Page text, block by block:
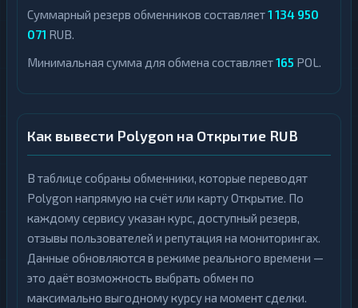
Суммарный резерв обменников составляет1 134 950
071 RUB.
Минимальная сумма для обмена составляет165 POL.
Как вывести Polygon на Открытие RUB
В таблице собраны обменники, которые переводят
Polygon напрямую на счёт или карту Открытие. По
каждому сервису указан курс, доступный резерв,
отзывы пользователей и репутация на мониторингах.
Данные обновляются в режиме реального времени —
это даёт возможность выбрать обмен по
максимально выгодному курсу на момент сделки.